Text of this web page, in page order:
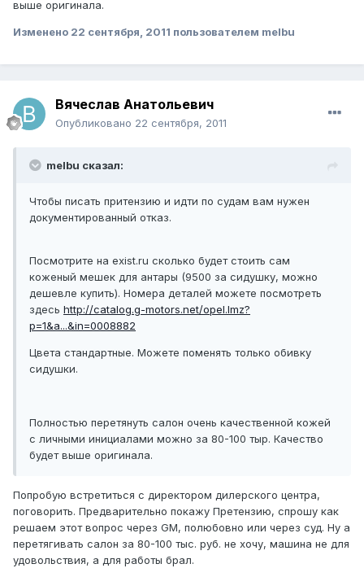
выше оригинала.
Изменено 22 сентября, 2011 пользователем melbu
Вячеслав Анатольевич
Опубликовано 22 сентября, 2011
melbu сказал:
Чтобы писать притензию и идти по судам вам нужен
документированный отказ.
Посмотрите на exist.ru сколько будет стоить сам
коженый мешек для антары (9500 за сидушку, можно
дешевле купить). Номера деталей можете посмотреть
здесь http://catalog.g-motors.net/opel.lmz?
p=1&a...&in=0008882
Цвета стандартные. Можете поменять только обивку
сидушки.
Полностью перетянуть салон очень качественной кожей
с личными инициалами можно за 80-100 тыр. Качество
будет выше оригинала.
Попробую встретиться с директором дилерского центра,
поговорить. Предварительно покажу Претензию, спрошу как
решаем этот вопрос через GM, полюбовно или через суд. Ну а
перетягивать салон за 80-100 тыс. руб. не хочу, машина не для
удовольствия, а для работы брал.